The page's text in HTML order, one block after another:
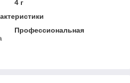
4 г
Профессиональная